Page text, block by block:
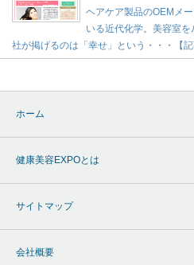
ヘアケア製品のOEMメ
いる近代化学。美容室
社が掲げるのは「幸せ」という・・・【記
ホーム
健康美容EXPOとは
サイトマップ
会社概要